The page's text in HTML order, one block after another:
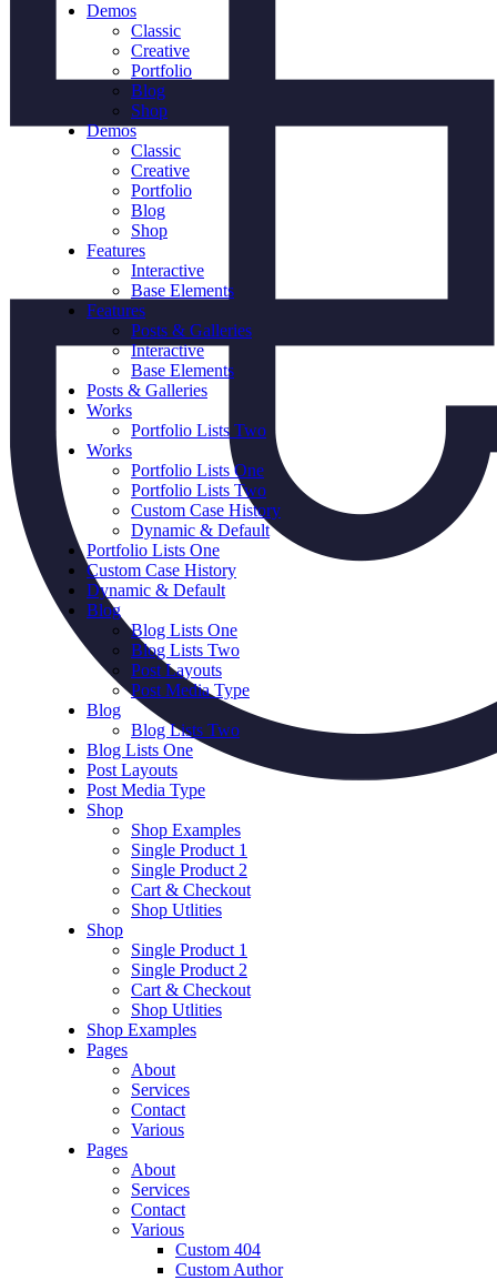
Demos
Classic
Creative
Portfolio
Blog
Shop
Demos
Classic
Creative
Portfolio
Blog
Shop
Features
Interactive
Base Elements
Features
Posts & Galleries
Interactive
Base Elements
Posts & Galleries
Works
Portfolio Lists Two
Works
Portfolio Lists One
Portfolio Lists Two
Custom Case History
Dynamic & Default
Portfolio Lists One
Custom Case History
Dynamic & Default
Blog
Blog Lists One
Blog Lists Two
Post Layouts
Post Media Type
Blog
Blog Lists Two
Blog Lists One
Post Layouts
Post Media Type
Shop
Shop Examples
Single Product 1
Single Product 2
Cart & Checkout
Shop Utlities
Shop
Single Product 1
Single Product 2
Cart & Checkout
Shop Utlities
Shop Examples
Pages
About
Services
Contact
Various
Pages
About
Services
Contact
Various
Custom 404
Custom Author